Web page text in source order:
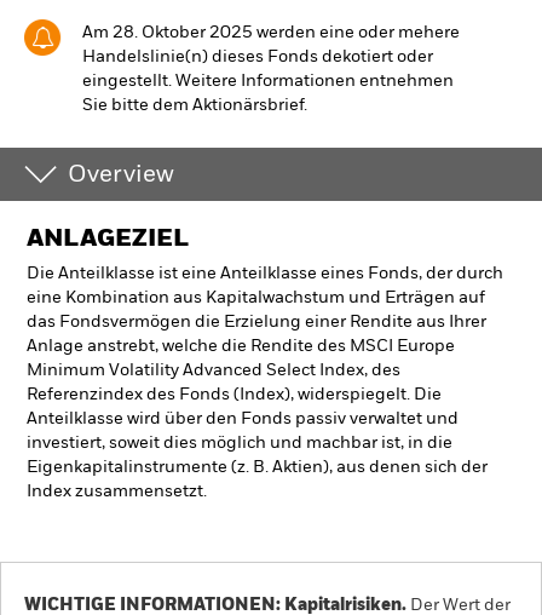
Am 28. Oktober 2025 werden eine oder mehere
Handelslinie(n) dieses Fonds dekotiert oder
eingestellt. Weitere Informationen entnehmen
Sie bitte dem Aktionärsbrief.
Overview
ANLAGEZIEL
Die Anteilklasse ist eine Anteilklasse eines Fonds, der durch
eine Kombination aus Kapitalwachstum und Erträgen auf
das Fondsvermögen die Erzielung einer Rendite aus Ihrer
Anlage anstrebt, welche die Rendite des MSCI Europe
Minimum Volatility Advanced Select Index, des
Referenzindex des Fonds (Index), widerspiegelt. Die
Anteilklasse wird über den Fonds passiv verwaltet und
investiert, soweit dies möglich und machbar ist, in die
Eigenkapitalinstrumente (z. B. Aktien), aus denen sich der
Index zusammensetzt.
WICHTIGE INFORMATIONEN: Kapitalrisiken. Der Wert der